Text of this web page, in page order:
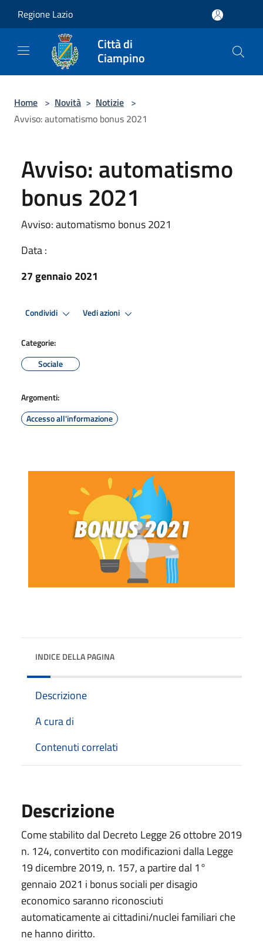
Regione Lazio
Città di
Ciampino
Home > Novità > Notizie >
Avviso: automatismo bonus 2021
Avviso: automatismo
bonus 2021
Avviso: automatismo bonus 2021
Data :
27 gennaio 2021
Condividi Vedi azioni
Categorie:
Sociale
Argomenti:
Accesso all'informazione
INDICE DELLA PAGINA
Descrizione
A cura di
Contenuti correlati
Descrizione
Come stabilito dal Decreto Legge 26 ottobre 2019
n. 124, convertito con modificazioni dalla Legge
19 dicembre 2019, n. 157, a partire dal 1°
gennaio 2021 i bonus sociali per disagio
economico saranno riconosciuti
automaticamente ai cittadini/nuclei familiari che
ne hanno diritto.